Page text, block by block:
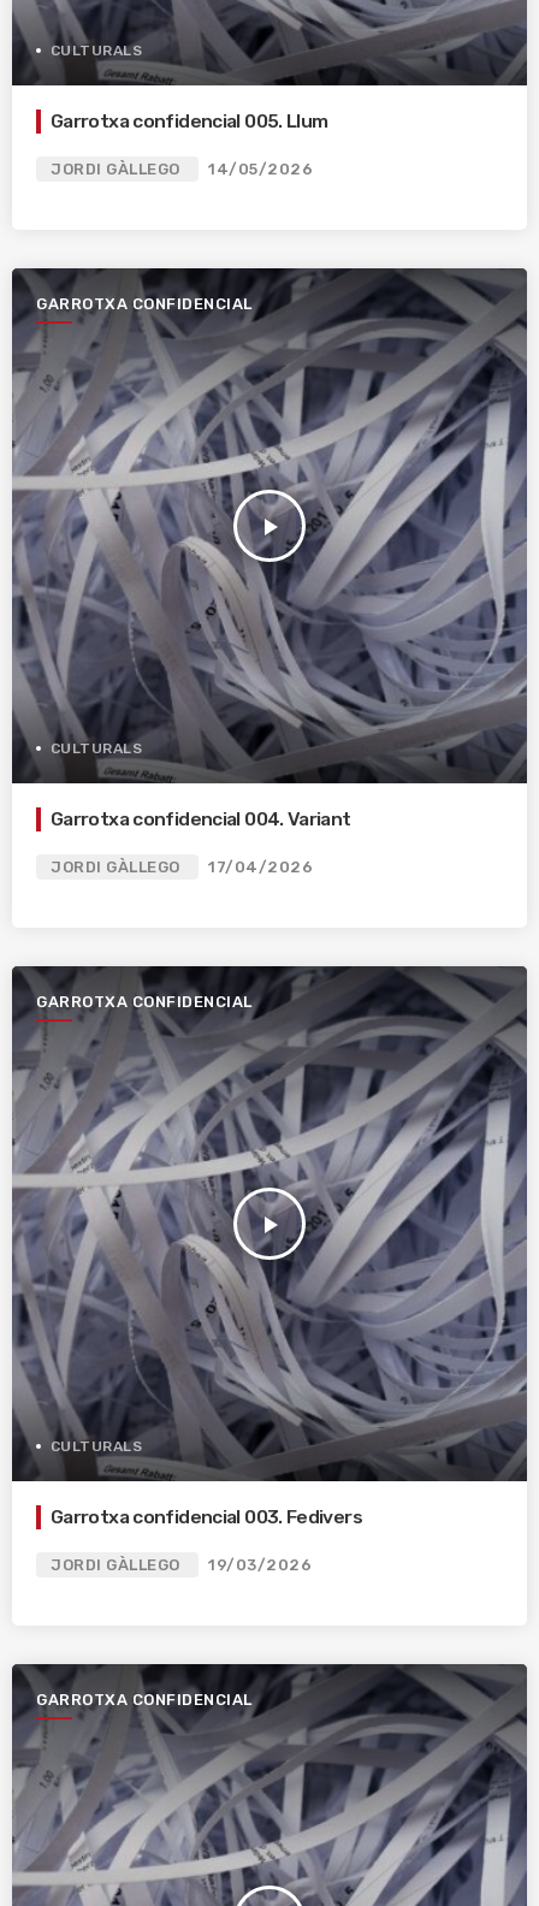
CULTURALS
Garrotxa confidencial 005. Llum
JORDI GÀLLEGO 14/05/2026
GARROTXA CONFIDENCIAL
play_arrow
CULTURALS
Garrotxa confidencial 004. Variant
JORDI GÀLLEGO 17/04/2026
GARROTXA CONFIDENCIAL
play_arrow
CULTURALS
Garrotxa confidencial 003. Fedivers
JORDI GÀLLEGO 19/03/2026
GARROTXA CONFIDENCIAL